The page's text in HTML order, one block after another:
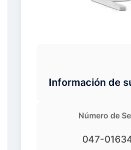
Información de
Número de
047-